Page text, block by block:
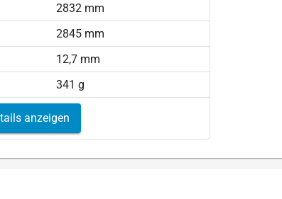
2832 mm
2845 mm
12,7 mm
341 g
anzeigen